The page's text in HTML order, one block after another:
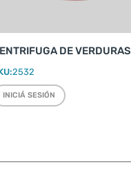
DE VERDURAS
2532
INICIÁ SESIÓN